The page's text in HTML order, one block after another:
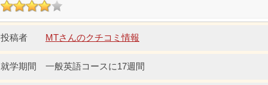
MTさんのクチコミ情報
一般英語コースに17週間